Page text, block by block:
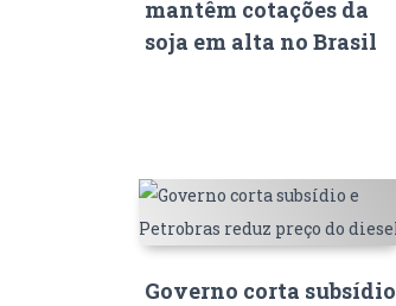
mantêm cotações da
soja em alta no Brasil
Governo corta subsídio